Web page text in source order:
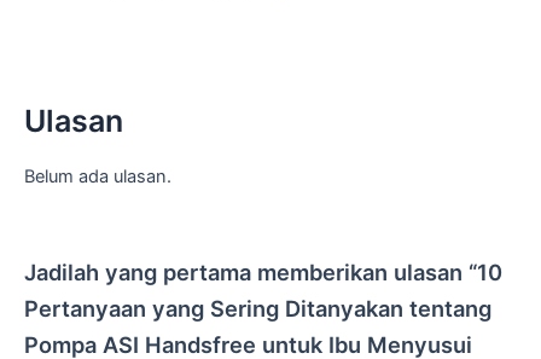
Ulasan
Belum ada ulasan.
Jadilah yang pertama memberikan ulasan “10
Pertanyaan yang Sering Ditanyakan tentang
Pompa ASI Handsfree untuk Ibu Menyusui